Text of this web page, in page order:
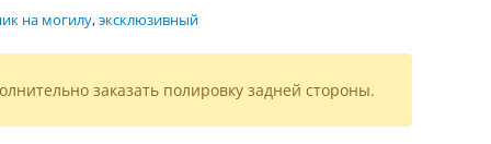
на могилу,эксклюзивный
заказать полировку задней стороны.